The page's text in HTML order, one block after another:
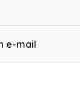
e-mail